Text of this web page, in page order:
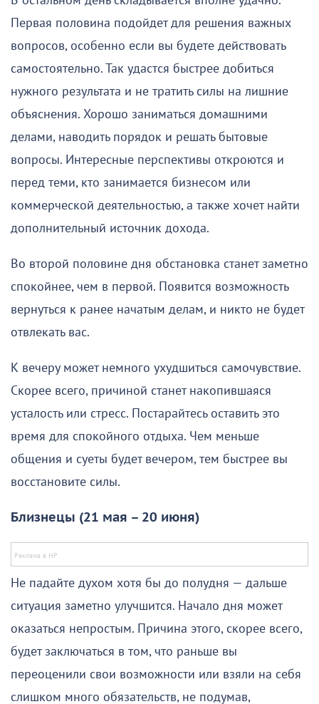
Первая половина подойдет для решения важных
вопросов, особенно если вы будете действовать
самостоятельно. Так удастся быстрее добиться
нужного результата и не тратить силы на лишние
объяснения. Хорошо заниматься домашними
делами, наводить порядок и решать бытовые
вопросы. Интересные перспективы откроются и
перед теми, кто занимается бизнесом или
коммерческой деятельностью, а также хочет найти
дополнительный источник дохода.
Во второй половине дня обстановка станет заметно
спокойнее, чем в первой. Появится возможность
вернуться к ранее начатым делам, и никто не будет
отвлекать вас.
К вечеру может немного ухудшиться самочувствие.
Скорее всего, причиной станет накопившаяся
усталость или стресс. Постарайтесь оставить это
время для спокойного отдыха. Чем меньше
общения и суеты будет вечером, тем быстрее вы
восстановите силы.
Близнецы (21 мая – 20 июня)
Не падайте духом хотя бы до полудня — дальше
ситуация заметно улучшится. Начало дня может
оказаться непростым. Причина этого, скорее всего,
будет заключаться в том, что раньше вы
переоценили свои возможности или взяли на себя
слишком много обязательств, не подумав,